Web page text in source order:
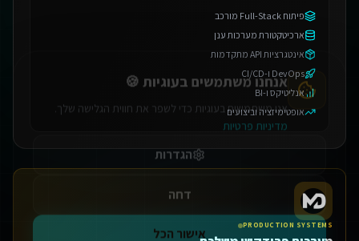
פיתוח Full-Stack מורכב
ארכיטקטורת מערכות ענן
אינטגרציות API מתקדמות
DevOps ו-CI/CD
אנליטיקס ו-BI
אופטימיזציה וביצועים
PRODUCTION SYSTEMS
אנחנו משתמשים בעוגיות 🍪
אנו משתמשים בעוגיות כדי לשפר את חווית הגלישה שלך.
מדיניות פרטיות
הגדרות
דחה
אישור הכל